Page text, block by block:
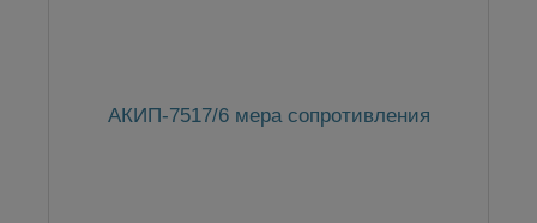
АКИП-7517/6 мера сопротивления